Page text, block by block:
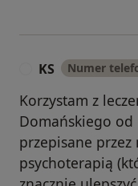
KS Numer
Korzystam z
Domańskiego od
przepisane
psychoterapią